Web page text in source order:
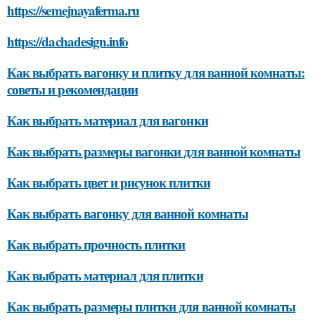
https://semejnayaferma.ru
https://dachadesign.info
Как выбрать вагонку и плитку для ванной комнаты:
советы и рекомендации
Как выбрать материал для вагонки
Как выбрать размеры вагонки для ванной комнаты
Как выбрать цвет и рисунок плитки
Как выбрать вагонку для ванной комнаты
Как выбрать прочность плитки
Как выбрать материал для плитки
Как выбрать размеры плитки для ванной комнаты